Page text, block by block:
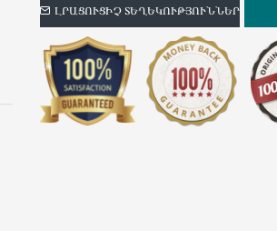
ԼՐԱՑՈՒՑԻՉ ՏԵՂԵԿՈՒԹՅՈՒՆՆԵՐ